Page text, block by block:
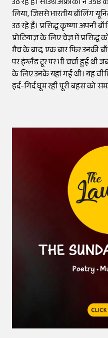
उठ रहे हैं। साउथ अफ्रीका ने
लिया, जिससे भारतीय बॉलिंग
उठ रहे हैं। प्रसिद्ध कृष्णा अपनी
प्रोटियाज़ के लिए चेज़ में
मैच के बाद, एक बार फिर उनकी
पर इंग्लैंड टूर पर भी चर्चा हुई थी
के लिए उनके यहां गई थी। यह
इर्द-गिर्द घूम रही पूरी बहस को